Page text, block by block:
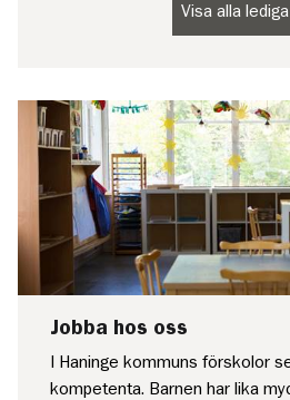
Visa alla
Jobba hos oss
I Haninge kommuns förskolor
kompetenta. Barnen har lika